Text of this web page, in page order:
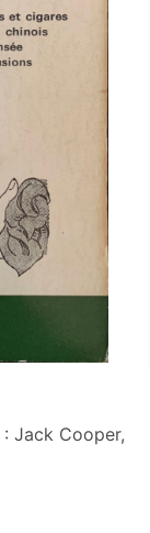
: Jack Cooper,